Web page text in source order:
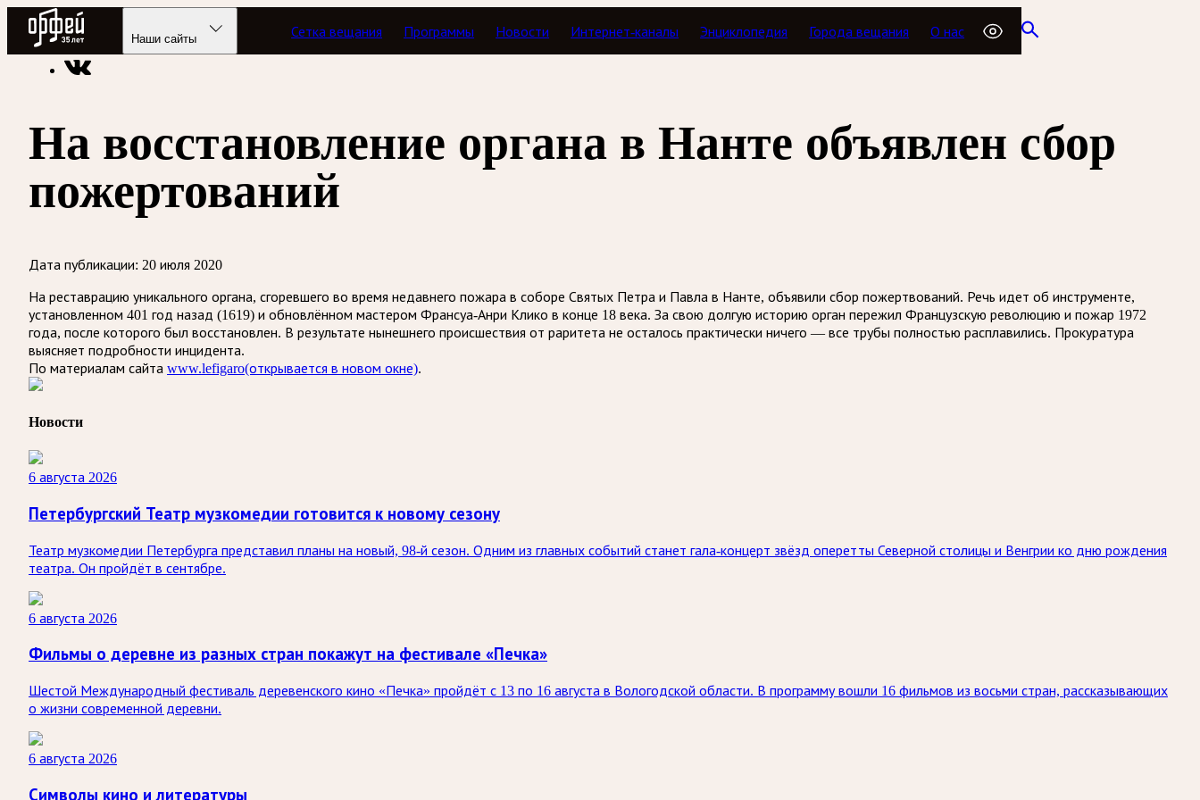
Радио Орфей
Наши сайты Сетка вещания Программы Новости Интернет-каналы Энциклопедия Города вещания О нас
Радио классической музыки «Орфей» Новости
На восстановление органа в Нанте объявлен сбор
пожертований
Дата публикации: 20 июля 2020
На реставрацию уникального органа, сгоревшего во время недавнего пожара в соборе Святых Петра и Павла в Нанте, объявили сбор пожертвований. Речь идет об инструменте,
установленном 401 год назад (1619) и обновлённом мастером Франсуа-Анри Клико в конце 18 века. За свою долгую историю орган пережил Французскую революцию и пожар 1972
года, после которого был восстановлен. В результате нынешнего происшествия от раритета не осталось практически ничего — все трубы полностью расплавились. Прокуратура
выясняет подробности инцидента.
По материалам сайта www.lefigaro(открывается в новом окне).
Новости
6 августа 2026
Петербургский Театр музкомедии готовится к новому сезону
Театр музкомедии Петербурга представил планы на новый, 98-й сезон. Одним из главных событий станет гала-концерт звёзд оперетты Северной столицы и Венгрии ко дню рождения
театра. Он пройдёт в сентябре.
6 августа 2026
Фильмы о деревне из разных стран покажут на фестивале «Печка»
Шестой Международный фестиваль деревенского кино «Печка» пройдёт с 13 по 16 августа в Вологодской области. В программу вошли 16 фильмов из восьми стран, рассказывающих
о жизни современной деревни.
6 августа 2026
Символы кино и литературы